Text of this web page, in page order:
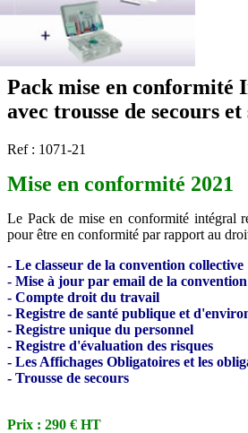
Pack mise en conformité
avec trousse de secours
Ref : 1071-21
Mise en conformité 2021
Le Pack de mise en conformité intégral
pour être en conformité par rapport au
- Le classeur de la convention collective
- Mise à jour par email de la
- Compte droit du travail
- Registre de santé publique et
- Registre unique du personnel
- Registre d'évaluation des risques
- Les Affichages Obligatoires et les
- Trousse de secours
Prix : 290 € HT